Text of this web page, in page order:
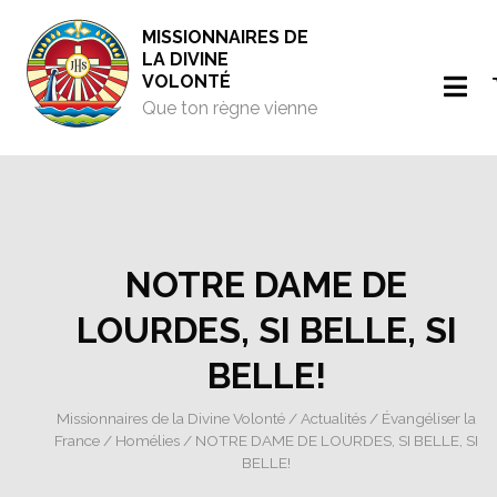
MISSIONNAIRES DE
LA DIVINE
VOLONTÉ
Que ton règne vienne
NOTRE DAME DE
LOURDES, SI BELLE, SI
BELLE!
Missionnaires de la Divine Volonté / Actualités / Évangéliser la
France / Homélies / NOTRE DAME DE LOURDES, SI BELLE, SI
BELLE!